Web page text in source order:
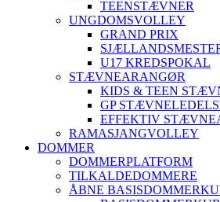
TEENSTÆVNER
UNGDOMSVOLLEY
GRAND PRIX
U17 KREDSPOKAL
STÆVNEARANGØR
KIDS & TEEN
GP
EFFEKTIV
RAMASJANGVOLLEY
DOMMER
DOMMERPLATFORM
TILKALDEDOMMERE
ÅBNE